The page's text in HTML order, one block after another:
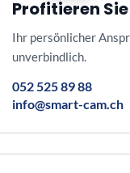
Profitieren
Ihr persönlicher
unverbindlich.
052 525 89 88
info@smart-cam.ch